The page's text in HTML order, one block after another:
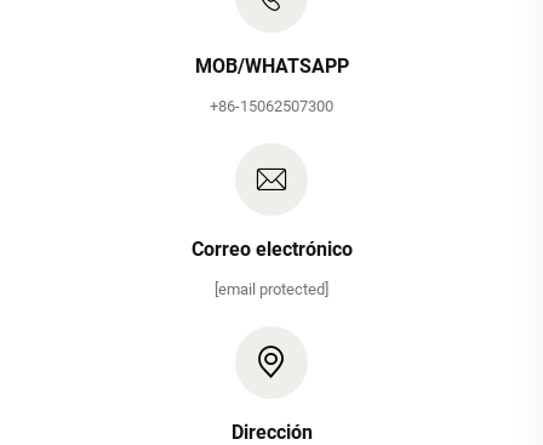
MOB/WHATSAPP
+86-15062507300
Correo electrónico
[email protected]
Dirección